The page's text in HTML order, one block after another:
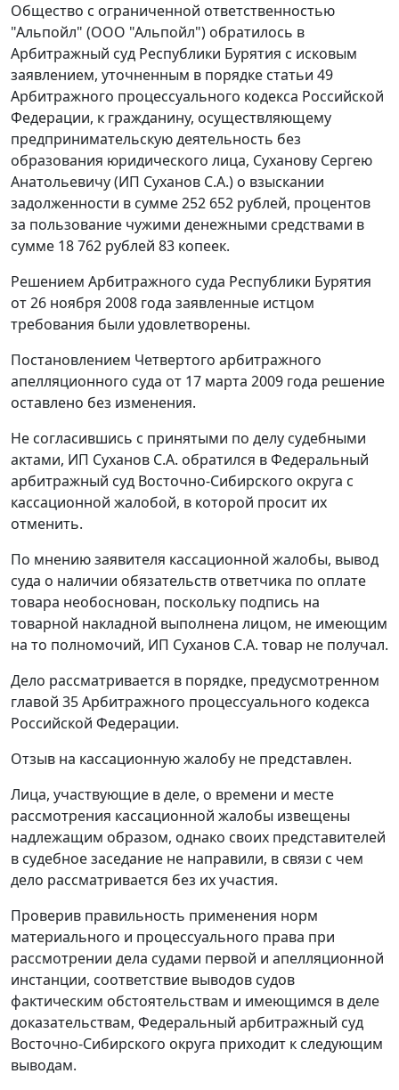
Общество с ограниченной ответственностью
"Альпойл" (ООО "Альпойл") обратилось в
Арбитражный суд Республики Бурятия с исковым
заявлением, уточненным в порядке статьи 49
Арбитражного процессуального кодекса Российской
Федерации, к гражданину, осуществляющему
предпринимательскую деятельность без
образования юридического лица, Суханову Сергею
Анатольевичу (ИП Суханов С.А.) о взыскании
задолженности в сумме 252 652 рублей, процентов
за пользование чужими денежными средствами в
сумме 18 762 рублей 83 копеек.
Решением Арбитражного суда Республики Бурятия
от 26 ноября 2008 года заявленные истцом
требования были удовлетворены.
Постановлением Четвертого арбитражного
апелляционного суда от 17 марта 2009 года решение
оставлено без изменения.
Не согласившись с принятыми по делу судебными
актами, ИП Суханов С.А. обратился в Федеральный
арбитражный суд Восточно-Сибирского округа с
кассационной жалобой, в которой просит их
отменить.
По мнению заявителя кассационной жалобы, вывод
суда о наличии обязательств ответчика по оплате
товара необоснован, поскольку подпись на
товарной накладной выполнена лицом, не имеющим
на то полномочий, ИП Суханов С.А. товар не получал.
Дело рассматривается в порядке, предусмотренном
главой 35Арбитражного процессуального кодекса
Российской Федерации.
Отзыв на кассационную жалобу не представлен.
Лица, участвующие в деле, о времени и месте
рассмотрения кассационной жалобы извещены
надлежащим образом, однако своих представителей
в судебное заседание не направили, в связи с чем
дело рассматривается без их участия.
Проверив правильность применения норм
материального и процессуального права при
рассмотрении дела судами первой и апелляционной
инстанции, соответствие выводов судов
фактическим обстоятельствам и имеющимся в деле
доказательствам, Федеральный арбитражный суд
Восточно-Сибирского округа приходит к следующим
выводам.